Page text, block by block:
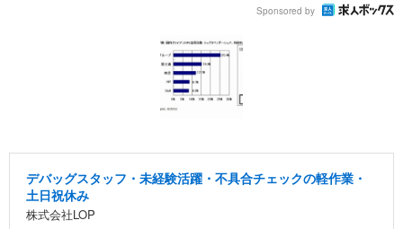
Sponsored by
デバッグスタッフ・未経験活躍・不具合チェックの軽作業・
土日祝休み
株式会社LOP